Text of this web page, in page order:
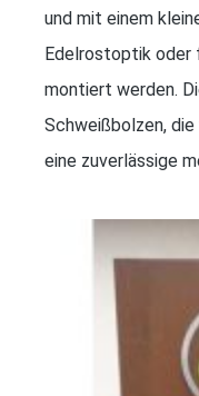
und mit einem
Edelrostoptik oder
montiert werden.
Schweißbolzen,
eine zuverlässige